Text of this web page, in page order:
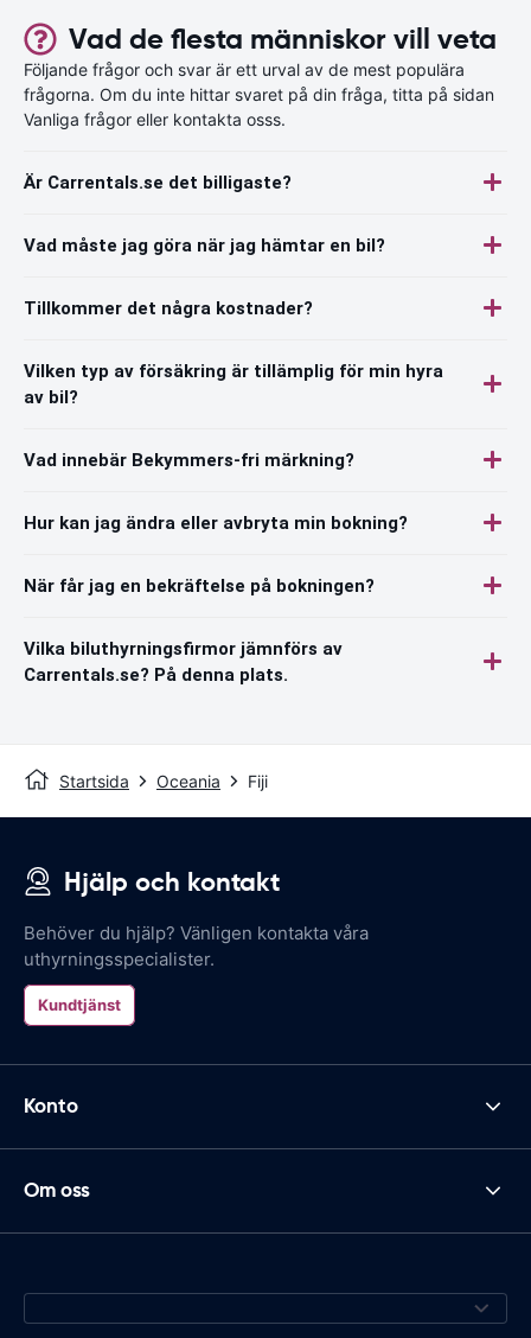
Vad de flesta människor vill veta
Följande frågor och svar är ett urval av de mest populära
frågorna. Om du inte hittar svaret på din fråga, titta på sidan
Vanliga frågor eller kontakta osss.
Är Carrentals.se det billigaste?
Vad måste jag göra när jag hämtar en bil?
Tillkommer det några kostnader?
Vilken typ av försäkring är tillämplig för min hyra
av bil?
Vad innebär Bekymmers-fri märkning?
Hur kan jag ändra eller avbryta min bokning?
När får jag en bekräftelse på bokningen?
Vilka biluthyrningsfirmor jämnförs av
Carrentals.se? På denna plats.
Startsida Oceania Fiji
Hjälp och kontakt
Behöver du hjälp? Vänligen kontakta våra
uthyrningsspecialister.
Kundtjänst
Konto
Om oss